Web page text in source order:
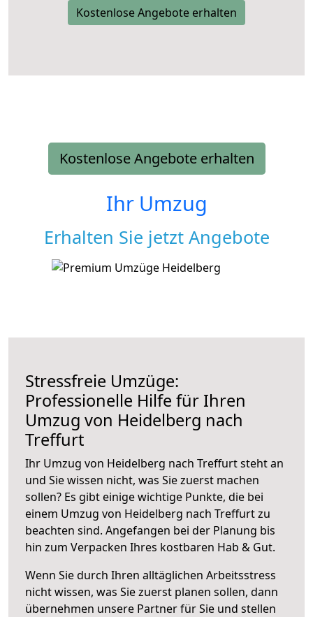
Kostenlose Angebote erhalten
Kostenlose Angebote erhalten
Ihr Umzug
Erhalten Sie jetzt Angebote
Stressfreie Umzüge:
Professionelle Hilfe für Ihren
Umzug von Heidelberg nach
Treffurt
Ihr Umzug von Heidelberg nach Treffurt steht an
und Sie wissen nicht, was Sie zuerst machen
sollen? Es gibt einige wichtige Punkte, die bei
einem Umzug von Heidelberg nach Treffurt zu
beachten sind. Angefangen bei der Planung bis
hin zum Verpacken Ihres kostbaren Hab & Gut.
Wenn Sie durch Ihren alltäglichen Arbeitsstress
nicht wissen, was Sie zuerst planen sollen, dann
übernehmen unsere Partner für Sie und stellen